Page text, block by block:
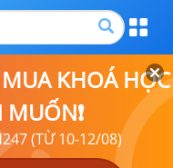
KHOÁ HỌC
(TỪ 10-12/08)